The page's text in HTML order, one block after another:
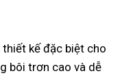
kế đặc biệt cho
bôi trơn cao và dễ